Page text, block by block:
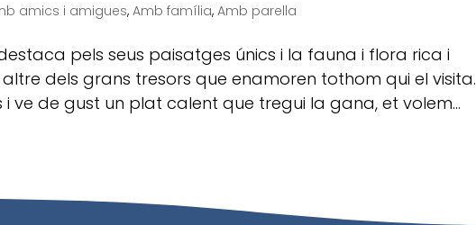
amics i amigues,Amb família,Amb parella
pels seus paisatges únics i la fauna i flora rica i
dels grans tresors que enamoren tothom qui el visita.
i ve de gust un plat calent que tregui la gana, et volem...